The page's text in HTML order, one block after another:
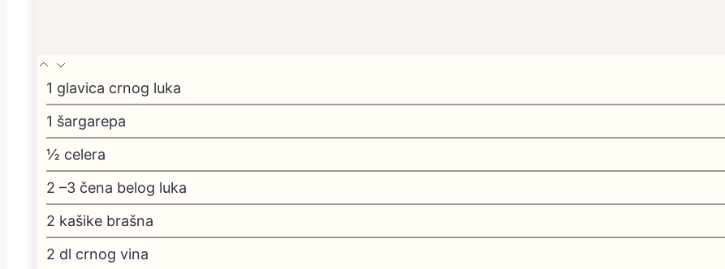
1 glavica crnog luka
1 šargarepa
½ celera
2 –3 čena belog luka
2 kašike brašna
2 dl crnog vina